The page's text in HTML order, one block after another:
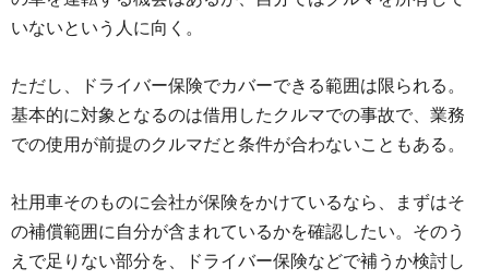
いないという人に向く。
ただし、ドライバー保険でカバーできる範囲は限られる。
基本的に対象となるのは借用したクルマでの事故で、業務
での使用が前提のクルマだと条件が合わないこともある。
社用車そのものに会社が保険をかけているなら、まずはそ
の補償範囲に自分が含まれているかを確認したい。そのう
えで足りない部分を、ドライバー保険などで補うか検討し